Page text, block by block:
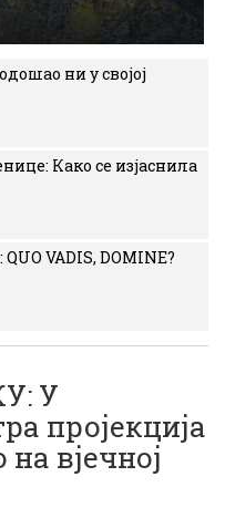
ни у својој
Како се изјаснила
VADIS, DOMINE?
У
пројекција
вјечној